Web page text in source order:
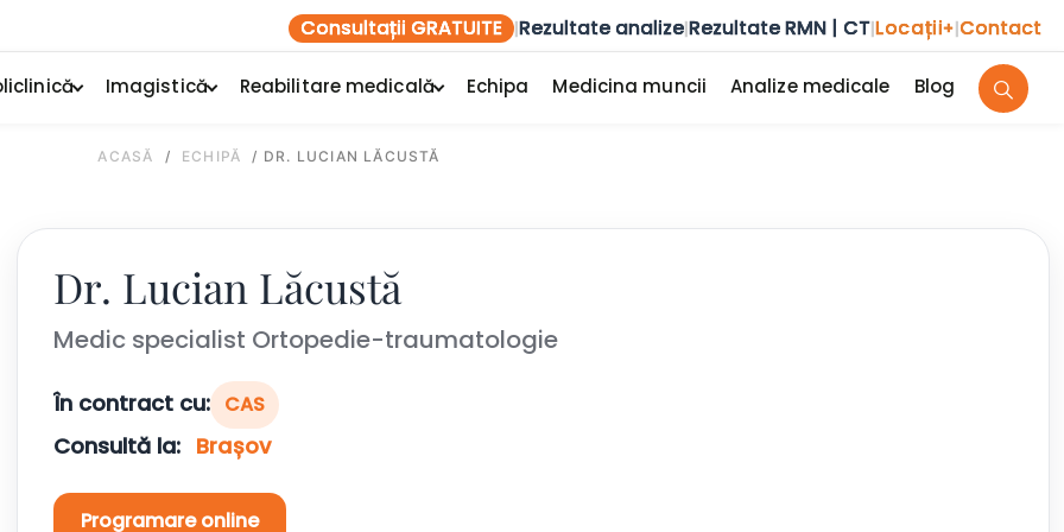
Consultații GRATUITE |Rezultate analize|Rezultate RMN | CT|Locații+|Contact
Imagistică Reabilitare medicală Echipa Medicina muncii Analize medicale Blog
ACASĂ / ECHIPĂ / DR. LUCIAN LĂCUSTĂ
Dr. Lucian Lăcustă
Medic specialist Ortopedie-traumatologie
În contract cu: CAS
Consultă la: Brașov
Programare online